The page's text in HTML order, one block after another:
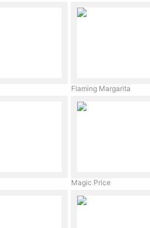
Flaming Margarita
Magic Price